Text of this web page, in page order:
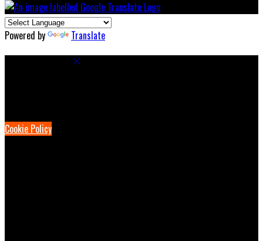
Powered by Translate
Cookie Policy